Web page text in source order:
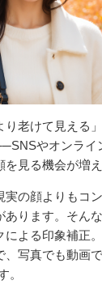
り老けて見える
やオンライ
見る機会が増え
の顔よりもコ
ります。そん
による印象補正
、写真でも動画
。